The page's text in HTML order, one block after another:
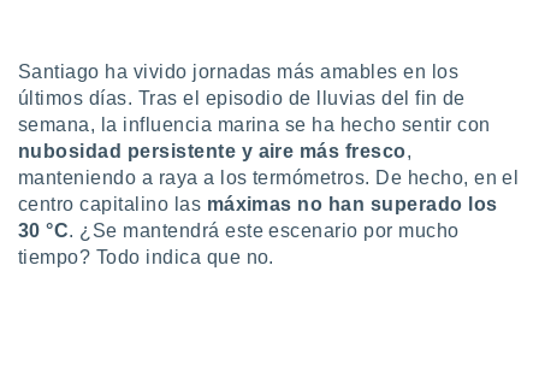
más
nuestra
y
de
Santiago ha vivido jornadas más amables en los
últimos días. Tras el episodio de lluvias del fin de
semana, la influencia marina se ha hecho sentir con
nubosidad persistente y aire más fresco,
manteniendo a raya a los termómetros. De hecho, en el
centro capitalino las máximas no han superado los
30 °C. ¿Se mantendrá este escenario por mucho
tiempo? Todo indica que no.